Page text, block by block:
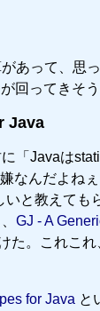
あって、思
回ってきそう
Java
「Javaは
なんだよねぇ
と教えても
GJ - A
た。これこ
for Java と